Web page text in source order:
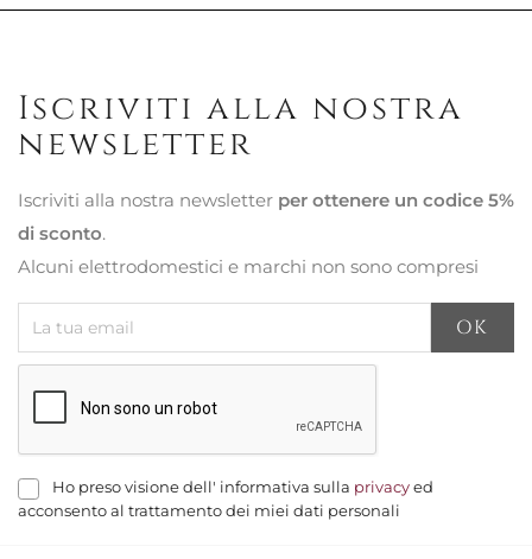
Iscriviti alla nostra
newsletter
Iscriviti alla nostra newsletter per ottenere un codice 5%
di sconto.
Alcuni elettrodomestici e marchi non sono compresi
Ho preso visione dell' informativa sulla privacy ed
acconsento al trattamento dei miei dati personali